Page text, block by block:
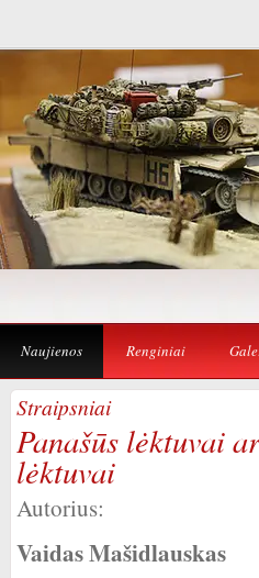
Naujienos Renginiai
Straipsniai
Panašūs lėktuvai
lėktuvai
Autorius:
Vaidas Mašidlauskas